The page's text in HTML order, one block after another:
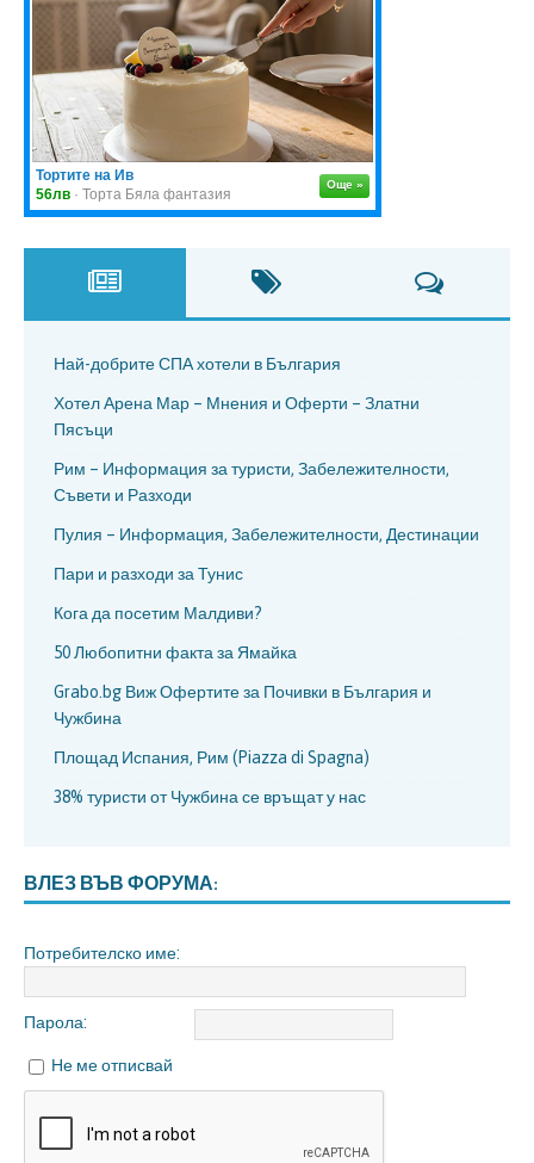
Най-добрите СПА хотели в България
Хотел Арена Мар – Мнения и Оферти – Златни
Пясъци
Рим – Информация за туристи, Забележителности,
Съвети и Разходи
Пулия – Информация, Забележителности, Дестинации
Пари и разходи за Тунис
Кога да посетим Малдиви?
50 Любопитни факта за Ямайка
Grabo.bg Виж Офертите за Почивки в България и
Чужбина
Площад Испания, Рим (Piazza di Spagna)
38% туристи от Чужбина се връщат у нас
ВЛЕЗ ВЪВ ФОРУМА:
Потребителско име:
Парола:
Не ме отписвай